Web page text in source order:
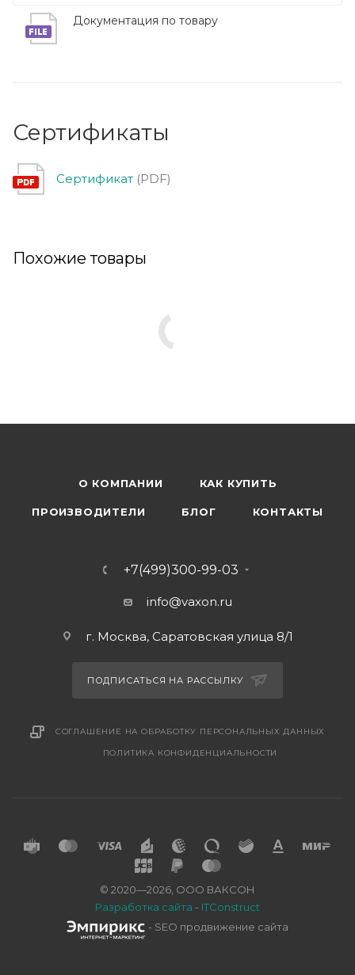
Документация по товару
Сертификаты
Сертификат (PDF)
Похожие товары
О КОМПАНИИ КАК КУПИТЬ
ПРОИЗВОДИТЕЛИ БЛОГ КОНТАКТЫ
+7(499)300-99-03
info@vaxon.ru
г. Москва, Саратовская улица 8/1
ПОДПИСАТЬСЯ НА РАССЫЛКУ
СОГЛАШЕНИЕ НА ОБРАБОТКУ ПЕРСОНАЛЬНЫХ ДАННЫХ
ПОЛИТИКА КОНФИДЕНЦИАЛЬНОСТИ
© 2020—2026, ООО ВАКСОН
Разработка сайта - ITConstruct
- SEO продвижение сайта